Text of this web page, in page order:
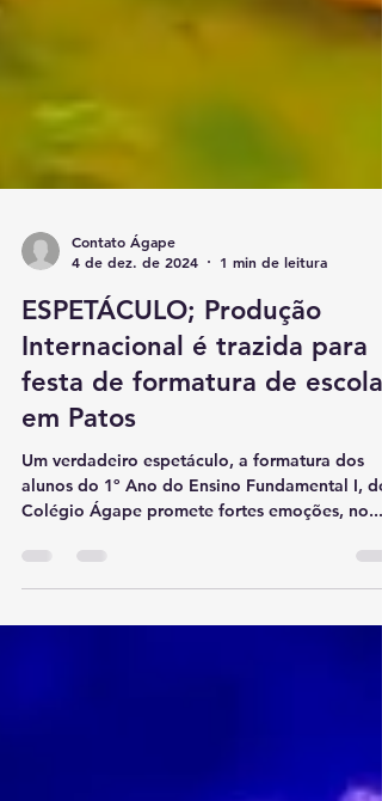
Contato Ágape
4 de dez. de 2024
1 min de leitura
ESPETÁCULO; Produção
Internacional é trazida para
festa de formatura de escola
Colégio Ágape promete fortes emoções, no...